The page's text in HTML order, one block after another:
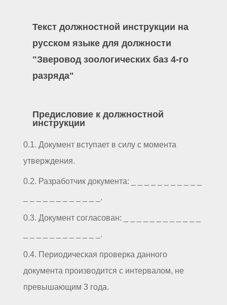
Текст должностной инструкции на
русском языке для должности
"Зверовод зоологических баз 4-го
разряда"
Предисловие к должностной
инструкции
0.1. Документ вступает в силу с момента
утверждения.
0.2. Разработчик документа: _ _ _ _ _ _ _ _ _ _ _
_ _ _ _ _ _ _ _ _ _ _ _.
0.3. Документ согласован: _ _ _ _ _ _ _ _ _ _ _ _
_ _ _ _ _ _ _ _ _ _ _ _.
0.4. Периодическая проверка данного
документа производится с интервалом, не
превышающим 3 года.